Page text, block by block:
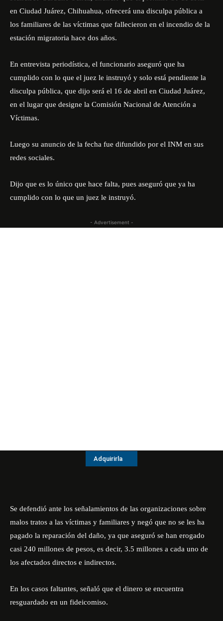
en Ciudad Juárez, Chihuahua, ofrecerá una disculpa pública a
los familiares de las víctimas que fallecieron en el incendio de la
estación migratoria hace dos años.
En entrevista periodística, el funcionario aseguró que ha
cumplido con lo que el juez le instruyó y solo está pendiente la
disculpa pública, que dijo será el 16 de abril en Ciudad Juárez,
en el lugar que designe la Comisión Nacional de Atención a
Víctimas.
Luego su anuncio de la fecha fue difundido por el INM en sus
redes sociales.
Dijo que es lo único que hace falta, pues aseguró que ya ha
cumplido con lo que un juez le instruyó.
- Advertisement -
Adquirirla
Se defendió ante los señalamientos de las organizaciones sobre
malos tratos a las víctimas y familiares y negó que no se les ha
pagado la reparación del daño, ya que aseguró se han erogado
casi 240 millones de pesos, es decir, 3.5 millones a cada uno de
los afectados directos e indirectos.
En los casos faltantes, señaló que el dinero se encuentra
resguardado en un fideicomiso.